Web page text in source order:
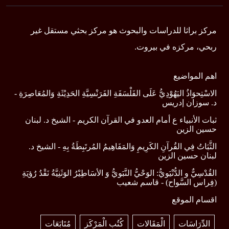
مركز براثا للدراسات والبحوث هو مركز بحثي مستقل غير
ربحي، مركزه في بيروت.
اهم المواضيع
الاسْتِحوَاذُ اليَهُوْدِيُّ عَلَى الفَلْسَفَةِ الفَرَنْسِيَّةِ الحَدِيْثَةِ وَالمُعَاصِرَةِ -
د. سوزان إدريس
ثبات الأنبياء ع أمام العدو في القرآن الكريم - الشيخ د. لبنان
حسين الزين
الثَّبَاتُ فِي القُرآنِ الكَرِيمِ وَالمَفَاهِيمُ المُرتَبِطَةُ بِهِ - الشيخ د.
لبنان حسين الزين
القُدْسِيٌّ و الدُّنْيَويُّ: الوَحْيُّ النَّبَويُّ وَ الأسَاطِيْرُ الوَثَنِيَّةُ نَقْدُ رُؤيَةِ
(فِراس السَّواح) - قاسم شعيب
اقسام الموقع
الدِّرَاسَات الْمَقَالات كُتُب الْمَرْكَز مُتَابَعَات